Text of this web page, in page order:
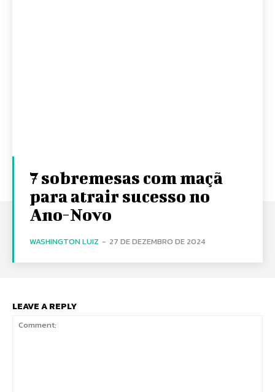
7 sobremesas com maçã
para atrair sucesso no
Ano-Novo
WASHINGTON LUIZ - 27 DE DEZEMBRO DE 2024
LEAVE A REPLY